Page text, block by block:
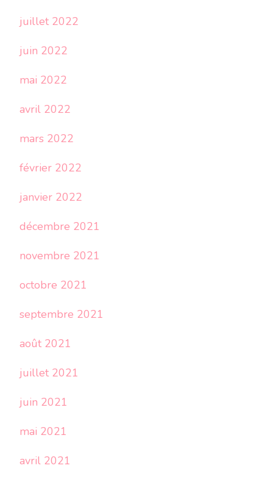
juillet 2022
juin 2022
mai 2022
avril 2022
mars 2022
février 2022
janvier 2022
décembre 2021
novembre 2021
octobre 2021
septembre 2021
août 2021
juillet 2021
juin 2021
mai 2021
avril 2021